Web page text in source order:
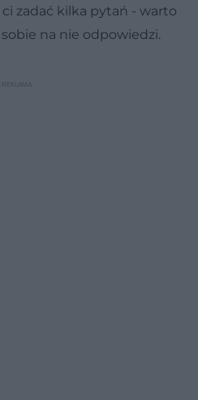
zadać kilka pytań - warto
na nie odpowiedzi.